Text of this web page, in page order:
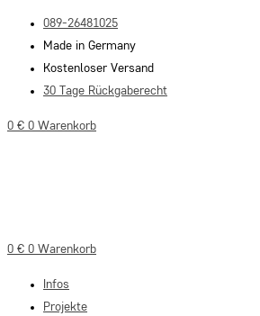
Inhalt
springen
089-26481025
Made in Germany
Kostenloser Versand
30 Tage Rückgaberecht
0 € 0 Warenkorb
0 € 0 Warenkorb
Infos
Projekte